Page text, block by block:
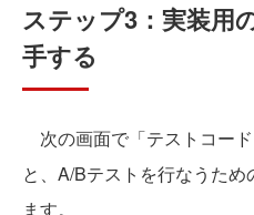
ステップ3：実装用
手する
次の画面で「テストコー
と、A/Bテストを行なうた
ます。